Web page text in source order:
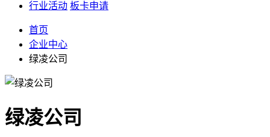
行业活动 板卡申请
首页
企业中心
绿凌公司
绿凌公司